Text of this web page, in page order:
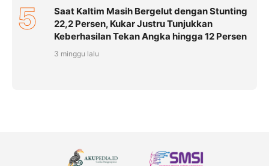
5
Saat Kaltim Masih Bergelut dengan Stunting
22,2 Persen, Kukar Justru Tunjukkan
Keberhasilan Tekan Angka hingga 12 Persen
3 minggu lalu